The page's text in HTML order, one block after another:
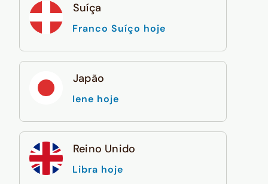
Suíça
Franco Suíço hoje
Japão
Iene hoje
Reino Unido
Libra hoje